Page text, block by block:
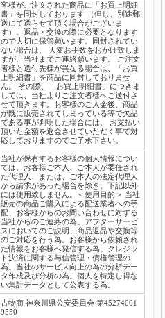
客様がご注文された商品に「お買上明細
書」を同封しております （但し、別途郵
送にて送らせて頂く場合がございま
す）。返品・交換の際に必要となります
ので大切に保管願います。同封されてい
ない場合は、 大変お手数をおかけ致しま
すが、当社までご連絡願います。 ご注文
者様と送付先様が異なる場合は、「お買
上明細書」を商品に同封しておりませ
ん。 その際、「お買上明細書」につきま
しては、当社よりご注文者様へご送付さ
せて頂きます。お客様のご入金後、商品
が既に販売されてしまっている等で欠品
である事が判明した場合には、 お支払い
頂いた金額を返金させていただく事で対
応しておりますのでご了承下さい。
当社が保有するお客様の個人情報につい
ては、お客様ご本人、ご本人が委任され
た代理人、または、ご本人の法定代理人
から請求があった場合を除き、下記以外
には使用致しません。＜使用目的＞ 当社
販売の商品ご購入による配送業者への手
配、お客様からのお問い合わせに対する
当社からのご連絡の為。アフターサービ
スにおいてのご説明、商品返品や交換等
のご対応を行う為。お客様から依頼され
た情報をお客様へ発信する為。クレジッ
ト決済に関する与信管理・債権管理の
為。当社のサービス向上の為の分析デー
タ作成及び分析の為。個人を特定し得な
い集計データとして公表する為。
古物商 神奈川県公安委員会 第45274001
9550